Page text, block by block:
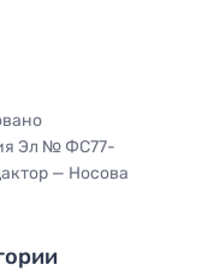
Эл № ФС77-
— Носова